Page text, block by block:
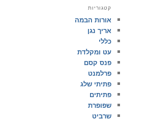
קטגוריות
אורות הבמה
אריך נגן
כללי
עט ומקלדת
פנס קסם
פרלמנט
פתיתי שלג
פתיתים
שפופרת
שרביט